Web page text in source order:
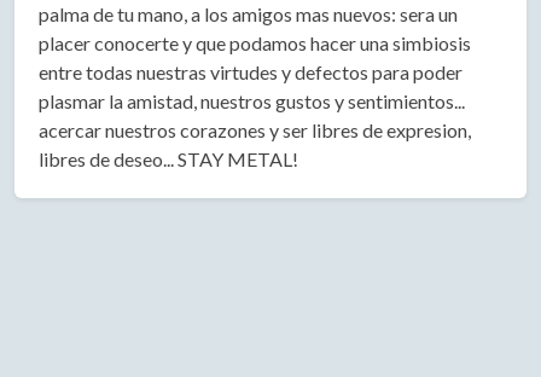
palma de tu mano, a los amigos mas nuevos: sera un
placer conocerte y que podamos hacer una simbiosis
entre todas nuestras virtudes y defectos para poder
plasmar la amistad, nuestros gustos y sentimientos...
acercar nuestros corazones y ser libres de expresion,
libres de deseo... STAY METAL!